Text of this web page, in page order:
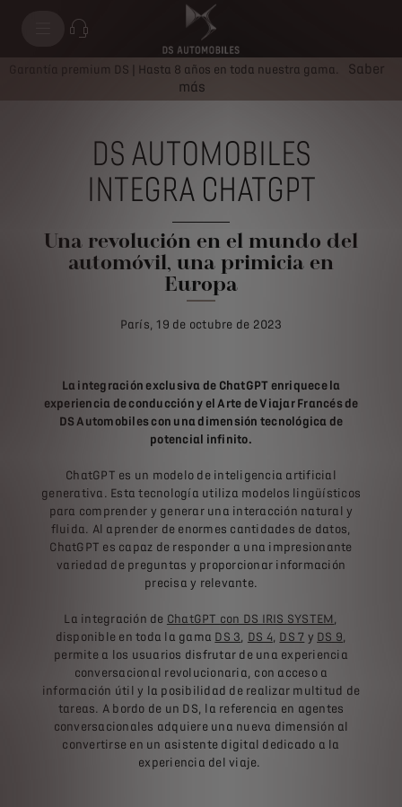
Garantía premium DS | Hasta 8 años en toda nuestra gama.
Saber
más
DS AUTOMOBILES
INTEGRA CHATGPT
Una revolución en el mundo del
automóvil, una primicia en
Europa
París, 19 de octubre de 2023
La integración exclusiva de ChatGPT enriquece la
experiencia de conducción y el Arte de Viajar Francés de
DS Automobiles con una dimensión tecnológica de
potencial infinito.
ChatGPT es un modelo de inteligencia artificial
generativa. Esta tecnología utiliza modelos lingüísticos
para comprender y generar una interacción natural y
fluida. Al aprender de enormes cantidades de datos,
ChatGPT es capaz de responder a una impresionante
variedad de preguntas y proporcionar información
precisa y relevante.
La integración de ChatGPT con DS IRIS SYSTEM ,
disponible en toda la gama DS 3, DS 4, DS 7 y DS 9,
permite a los usuarios disfrutar de una experiencia
conversacional revolucionaria, con acceso a
información útil y la posibilidad de realizar multitud de
tareas. A bordo de un DS, la referencia en agentes
conversacionales adquiere una nueva dimensión al
convertirse en un asistente digital dedicado a la
experiencia del viaje.